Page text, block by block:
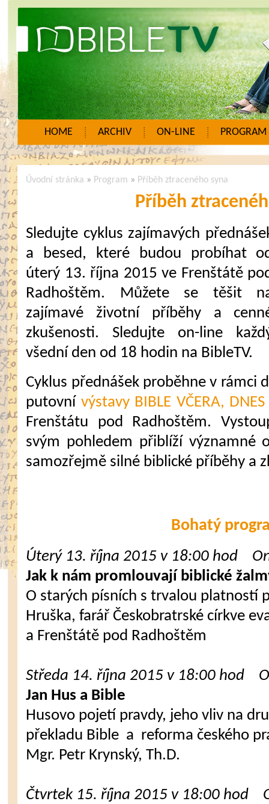
HOME ARCHIV ON-LINE PROGRAM
Úvodní stránka » Program » Příběh ztraceného syna
Příběh
Sledujte cyklus zajímavých
a besed, které budou probíhat
úterý 13. října 2015 ve Frenštátě
Radhoštěm. Můžete se těšit
zajímavé životní příběhy a
zkušenosti. Sledujte on-line
všední den od 18 hodin na BibleTV.
Cyklus přednášek proběhne v rámci
putovní výstavy BIBLE VČERA,
Frenštátu pod Radhoštěm.
svým pohledem přiblíží významné
samozřejmě silné biblické příběhy a
Bohatý
Úterý 13. října 2015 v 18:00 hod
Jak k nám promlouvají biblické
O starých písních s trvalou platností
Hruška, farář Českobratrské církve
a Frenštátě pod Radhoštěm
Středa 14. října 2015 v 18:00 hod
Jan Hus a Bible
Husovo pojetí pravdy, jeho vliv na
překladu Bible a reforma českého
Mgr. Petr Krynský, Th.D.
Čtvrtek 15. října 2015 v 18:00 hod